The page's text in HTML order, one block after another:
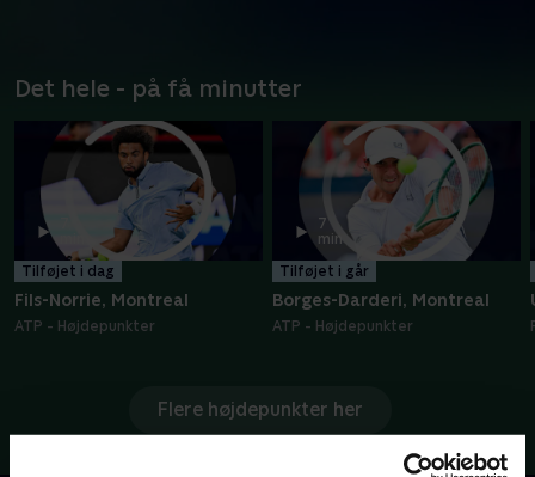
Det hele - på få minutter
Tilføjet i dag
Fils-Norrie, Montreal
ATP - Højdepunkter
7
min
Tilføjet i går
Borges-Darderi, Montreal
ATP - Højdepunkter
Flere højdepunkter her